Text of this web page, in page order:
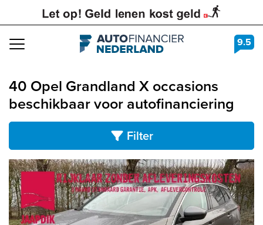
Navigation 9.5
40 Opel Grandland X occasions
beschikbaar voor autofinanciering
Filter